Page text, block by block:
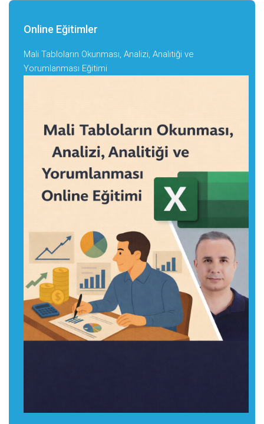
Online Eğitimler
Mali Tabloların Okunması, Analizi, Analitiği ve
Yorumlanması Eğitimi